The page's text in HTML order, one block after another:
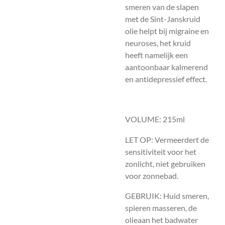
smeren van de slapen
met de Sint-Janskruid
olie helpt bij migraine en
neuroses, het kruid
heeft namelijk een
aantoonbaar kalmerend
en antidepressief effect.
VOLUME: 215ml
LET OP: Vermeerdert de
sensitiviteit voor het
zonlicht, niet gebruiken
voor zonnebad.
GEBRUIK: Huid smeren,
spieren masseren, de
olieaan het badwater